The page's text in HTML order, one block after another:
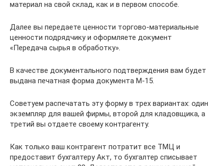
материал на свой склад, как и в первом способе.
Далее вы передаете ценности торгово-материальные
ценности подрядчику и оформляете документ
«Передача сырья в обработку».
В качестве документального подтверждения вам будет
выдана печатная форма документа М-15.
Советуем распечатать эту форму в трех вариантах: один
экземпляр для вашей фирмы, второй для кладовщика, а
третий вы отдаете своему контрагенту.
Как только ваш контрагент потратит все ТМЦ и
предоставит бухгалтеру Акт, то бухгалтер списывает